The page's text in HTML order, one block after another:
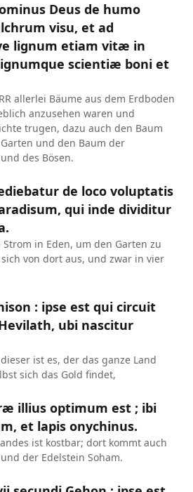
Deus de humo
visu, et ad
lignum etiam vitæ in
scientiæ boni et
allerlei Bäume aus dem Erdboden
anzusehen waren und
trugen, dazu auch den Baum
und den Baum der
des Bösen.
de loco voluptatis
qui inde dividitur
in Eden, um den Garten zu
von dort aus, und zwar in vier
: ipse est qui circuit
ubi nascitur
ist es, der das ganze Land
sich das Gold findet,
illius optimum est ; ibi
et lapis onychinus.
ist kostbar; dort kommt auch
der Edelstein Soham.